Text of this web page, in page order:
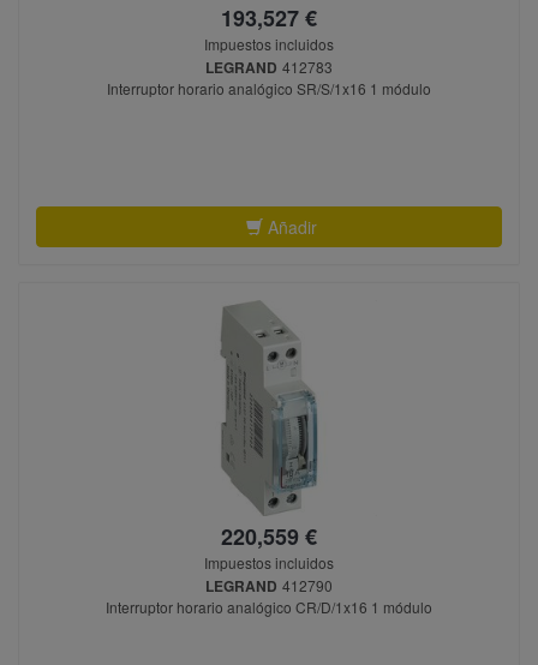
193,527 €
Impuestos incluidos
LEGRAND 412783
Interruptor horario analógico SR/S/1x16 1 módulo
Añadir
220,559 €
Impuestos incluidos
LEGRAND 412790
Interruptor horario analógico CR/D/1x16 1 módulo